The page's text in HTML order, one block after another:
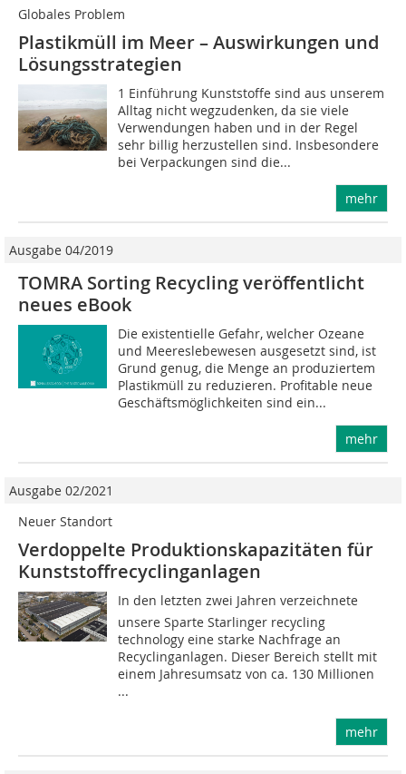
Globales Problem
Plastikmüll im Meer – Auswirkungen und
Lösungsstrategien
1 Einführung Kunststoffe sind aus unserem
Alltag nicht wegzudenken, da sie viele
Verwendungen haben und in der Regel
sehr billig herzustellen sind. Insbesondere
bei Verpackungen sind die...
mehr
Ausgabe 04/2019
TOMRA Sorting Recycling veröffentlicht
neues eBook
Die existentielle Gefahr, welcher Ozeane
und Meereslebewesen ausgesetzt sind, ist
Grund genug, die Menge an produziertem
Plastikmüll zu reduzieren. Profitable neue
Geschäftsmöglichkeiten sind ein...
mehr
Ausgabe 02/2021
Neuer Standort
Verdoppelte Produktionskapazitäten für
Kunststoffrecyclinganlagen
In den letzten zwei Jahren verzeichnete
unsere Sparte Starlinger recycling
technology eine starke Nachfrage an
Recyclinganlagen. Dieser Bereich stellt mit
einem Jahresumsatz von ca. 130 Millionen
...
mehr